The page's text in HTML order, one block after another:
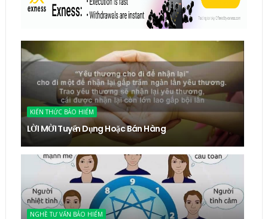
KIẾN THỨC BẢO HIỂM
LỜI MỜI Tuyển Dụng Hoặc Bán Hàng
NGHỀ TƯ VẤN BẢO HIỂM